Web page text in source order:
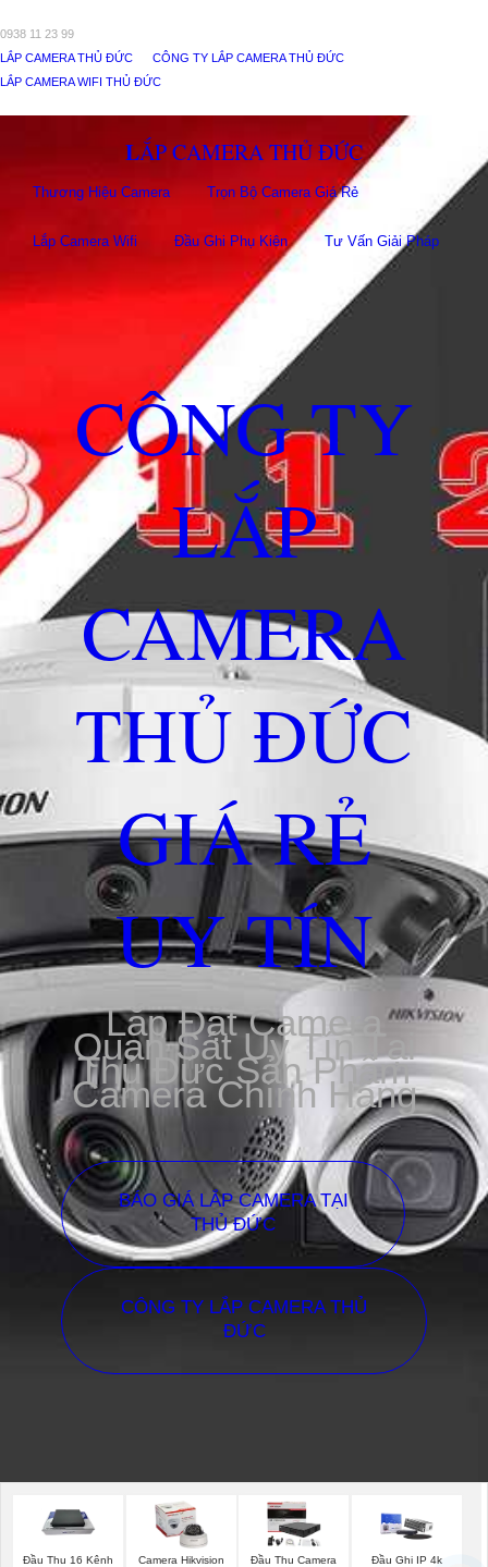
0938 11 23 99
LẮP CAMERA THỦ ĐỨC
CÔNG TY LẮP CAMERA THỦ ĐỨC
LẮP CAMERA WIFI THỦ ĐỨC
LẮP CAMERA THỦ ĐỨC
Thương Hiệu Camera Trọn Bộ Camera Giá Rẻ
Lắp Camera Wifi Đầu Ghi Phụ Kiên Tư Vấn Giải Pháp
CÔNG TY
LẮP
CAMERA
THỦ ĐỨC
GIÁ RẺ
UY TÍN
Lắp Đặt Camera
Quan Sát Uy Tín Tại
Thủ Đức Sản Phẩm
Camera Chính Hãng
BÁO GIÁ LẮP CAMERA TẠI
THỦ ĐỨC
CÔNG TY LẮP CAMERA THỦ
ĐỨC
Đầu Thu 16 Kênh
Camera Hikvision
Đầu Thu Camera
Đầu Ghi IP 4k